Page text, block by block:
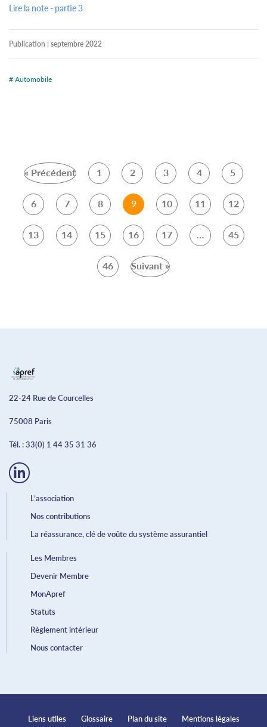
Lire la note - partie 3
Publication : septembre 2022
# Automobile
« Précédent 1 2 3 4 5
6 7 8 9 10 11 12
13 14 15 16 17 45
46 Suivant »
22-24 Rue de Courcelles
75008 Paris
Tél. :33(0) 1 44 35 31 36
L’association
Nos contributions
La réassurance, clé de voûte du système assurantiel
Les Membres
Devenir Membre
MonApref
Statuts
Règlement intérieur
Nous contacter
Liens utiles Glossaire Plan du site Mentions légales